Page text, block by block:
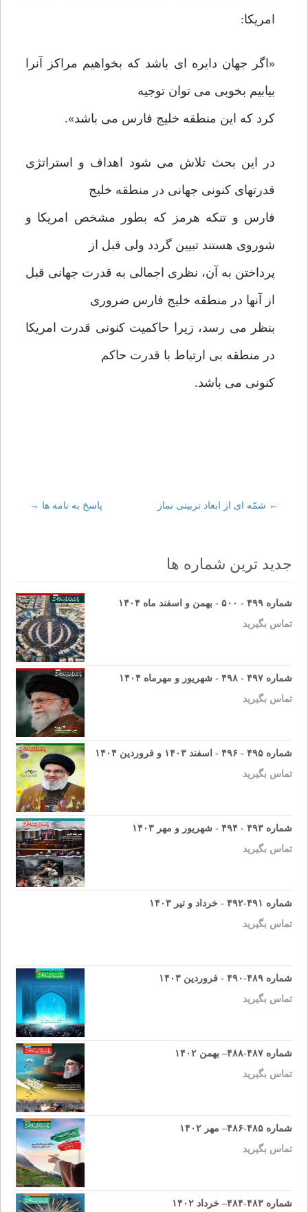
امریکا:
«اگر جهان دایره ای باشد که بخواهیم مراکز آنرا
بیابیم بخوبی می توان توجیه
کرد که این منطقه خلیج فارس می باشد».
در این بحث تلاش می شود اهداف و استراتژی
قدرتهای کنونی جهانی در منطقه خلیج
فارس و تنکه هرمز که بطور مشخص امریکا و
شوروی هستند تبیین گردد ولی قبل از
پرداختن به آن، نظری اجمالی به قدرت جهانی قبل
از آنها در منطقه خلیج فارس ضروری
بنظر می رسد، زیرا حاکمیت کنونی قدرت امریکا
در منطقه بی ارتباط با قدرت حاکم
کنونی می باشد.
Post
navigation
← شمّه ای از ابعاد تربیتی نماز پاسخ به نامه ها →
جدید ترین شماره ها
شماره ۴۹۹ - ۵۰۰ - بهمن و اسفند ماه ۱۴۰۴
تماس بگیرید
شماره ۴۹۷ - ۴۹۸ - شهریور و مهرماه ۱۴۰۴
تماس بگیرید
شماره ۴۹۵ - ۴۹۶ - اسفند ۱۴۰۳ و فروردین ۱۴۰۴
تماس بگیرید
شماره ۴۹۳ - ۴۹۴ - شهریور و مهر ۱۴۰۳
تماس بگیرید
شماره ۴۹۱-۴۹۲ - خرداد و تیر ۱۴۰۳
تماس بگیرید
شماره ۴۸۹-۴۹۰ - فروردین ۱۴۰۳
تماس بگیرید
شماره ۴۸۷-۴۸۸– بهمن ۱۴۰۲
تماس بگیرید
شماره ۴۸۵-۴۸۶– مهر ۱۴۰۲
تماس بگیرید
شماره ۴۸۳-۴۸۴– خرداد ۱۴۰۲